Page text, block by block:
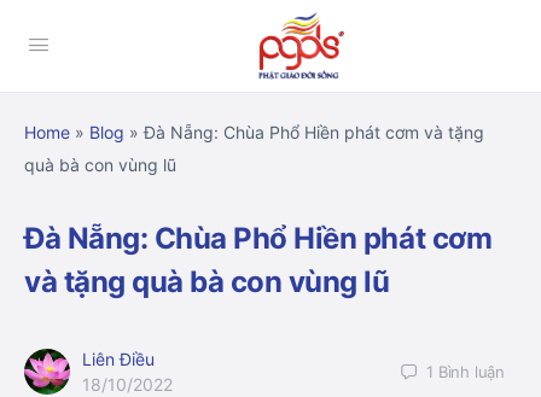
Home » Blog »Đà Nẵng: Chùa Phổ Hiền phát cơm và tặng
quà bà con vùng lũ
Đà Nẵng: Chùa Phổ Hiền phát cơm
và tặng quà bà con vùng lũ
Liên Điều
18/10/2022
1 Bình luận